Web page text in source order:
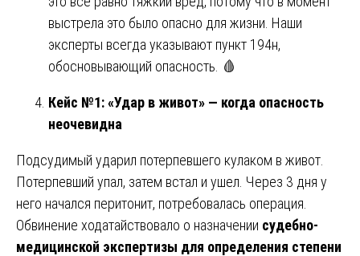
выстрела это было опасно для жизни. Наши
эксперты всегда указывают пункт 194н,
обосновывающий опасность. 🩸
Кейс №1: «Удар в живот» — когда опасность
неочевидна
Подсудимый ударил потерпевшего кулаком в живот.
Потерпевший упал, затем встал и ушел. Через 3 дня у
него начался перитонит, потребовалась операция.
Обвинение ходатайствовало о назначении судебно-
медицинской экспертизы для определения степени